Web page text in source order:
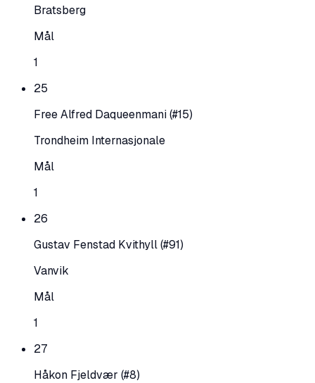
Bratsberg
Mål
1
25
Free Alfred Daqueenmani(#15)
Trondheim Internasjonale
Mål
1
26
Gustav Fenstad Kvithyll(#91)
Vanvik
Mål
1
27
Håkon Fjeldvær (#8)